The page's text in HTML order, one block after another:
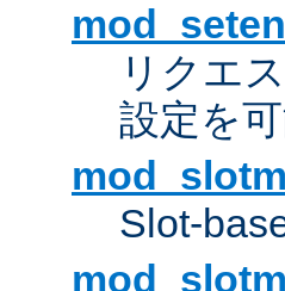
リクエ
設定を
Slot-